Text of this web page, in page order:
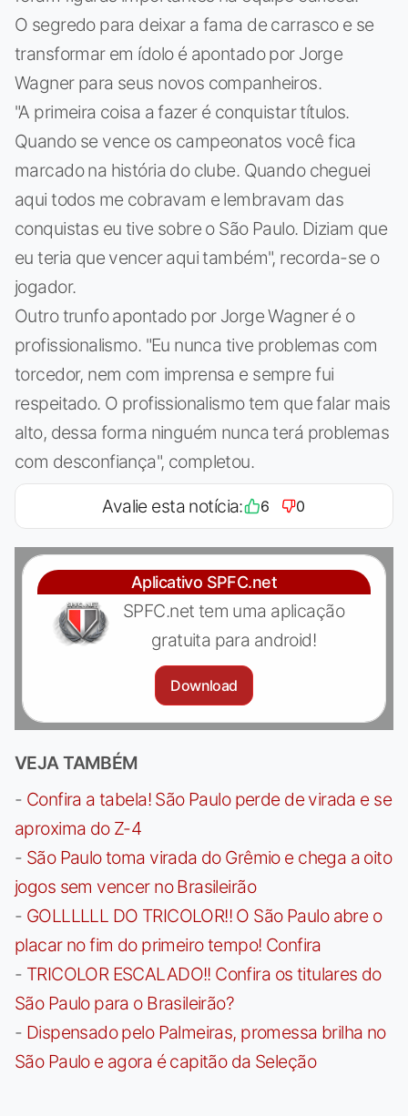
O segredo para deixar a fama de carrasco e se
transformar em ídolo é apontado por Jorge
Wagner para seus novos companheiros.
"A primeira coisa a fazer é conquistar títulos.
Quando se vence os campeonatos você fica
marcado na história do clube. Quando cheguei
aqui todos me cobravam e lembravam das
conquistas eu tive sobre o São Paulo. Diziam que
eu teria que vencer aqui também", recorda-se o
jogador.
Outro trunfo apontado por Jorge Wagner é o
profissionalismo. "Eu nunca tive problemas com
torcedor, nem com imprensa e sempre fui
respeitado. O profissionalismo tem que falar mais
alto, dessa forma ninguém nunca terá problemas
com desconfiança", completou.
Avalie esta notícia: 6 0
Aplicativo SPFC.net
SPFC.net tem uma aplicação
gratuita para android!
Download
VEJA TAMBÉM
- Confira a tabela! São Paulo perde de virada e se
aproxima do Z-4
- São Paulo toma virada do Grêmio e chega a oito
jogos sem vencer no Brasileirão
- GOLLLLLL DO TRICOLOR!! O São Paulo abre o
placar no fim do primeiro tempo! Confira
- TRICOLOR ESCALADO!! Confira os titulares do
São Paulo para o Brasileirão?
- Dispensado pelo Palmeiras, promessa brilha no
São Paulo e agora é capitão da Seleção